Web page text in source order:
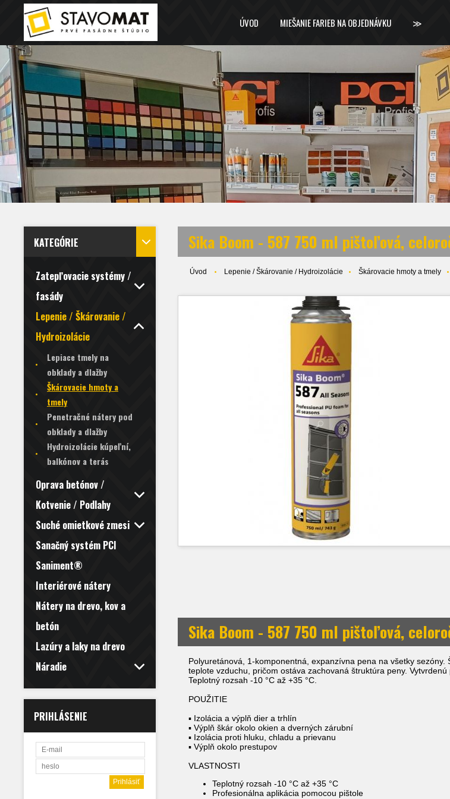
ÚVOD MIEŠANIE FARIEB NA OBJEDNÁVKU ≫
KATEGÓRIE
Zatepľovacie systémy /
fasády
Lepenie / Škárovanie /
Hydroizolácie
Lepiace tmely na
obklady a dlažby
Škárovacie hmoty a
tmely
Penetračné nátery pod
obklady a dlažby
Hydroizolácie kúpeľní,
balkónov a terás
Oprava betónov /
Kotvenie / Podlahy
Suché omietkové zmesi
Sanačný systém PCI
Saniment®
Interiérové nátery
Nátery na drevo, kov a
betón
Lazúry a laky na drevo
Náradie
PRIHLÁSENIE
Sika Boom - 587 750 ml pištoľová,
Úvod Lepenie / Škárovanie / Hydroizolácie Škárovacie hmoty a tmely
Sika Boom - 587 750 ml pištoľová,
Polyuretánová, 1-komponentná, expanzívna pena na všetky
teplote vzduchu, pričom ostáva zachovaná štruktúra peny.
Teplotný rozsah -10 °C až +35 °C.
POUŽITIE
▪ Izolácia a výplň dier a trhlín
▪ Výplň škár okolo okien a dverných zárubní
▪ Izolácia proti hluku, chladu a prievanu
▪ Výplň okolo prestupov
VLASTNOSTI
Teplotný rozsah -10 °C až +35 °C
Profesionálna aplikácia pomocou pištole